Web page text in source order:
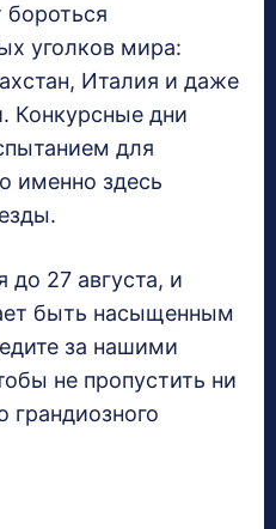
бороться
уголков мира:
Италия и даже
Конкурсные дни
для
именно здесь
до 27 августа, и
быть насыщенным
за нашими
не пропустить ни
грандиозного